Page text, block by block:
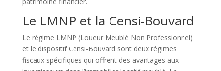
Le LMNP et la Censi-Bouvard
Le régime LMNP (Loueur Meublé Non Professionnel)
et le dispositif Censi-Bouvard sont deux régimes
fiscaux spécifiques qui offrent des avantages aux